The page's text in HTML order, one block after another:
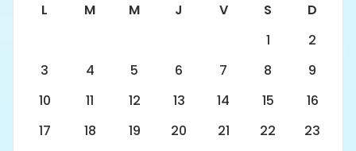
L
M M J V S
D
1
2
3
4 5 6 7 8
9
10
11 12 13 14 15
16
17
18 19 20 21 22
23